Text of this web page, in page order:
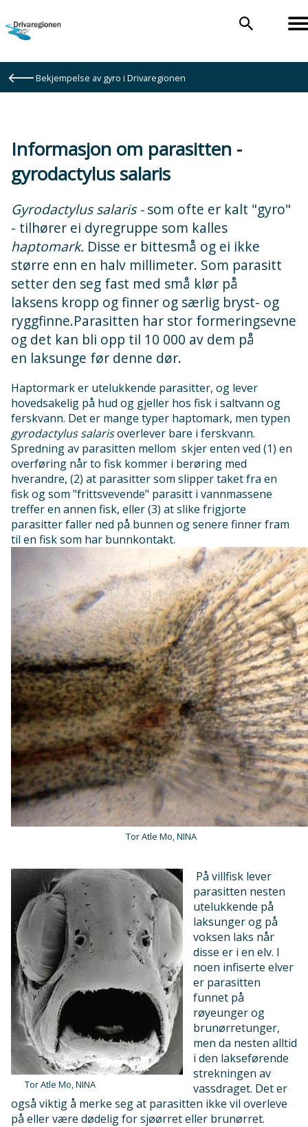
her:
Bekjempelse av gyro i Drivaregionen
Informasjon om parasitten -
gyrodactylus salaris
Gyrodactylus salaris -som ofte er kalt "gyro"
- tilhører ei dyregruppe som kalles
haptomark. Disse er bittesmå og ei ikke
større enn en halv millimeter. Som parasitt
setter den seg fast med små klør på
laksens kropp og finner og særlig bryst- og
ryggfinne.Parasitten har stor formeringsevne
og det kan bli opp til 10 000 av dem på
en laksunge før denne dør.
Haptormark er utelukkende parasitter, og lever
hovedsakelig på hud og gjeller hos fisk i saltvann og
ferskvann. Det er mange typer haptomark, men typen
gyrodactylus salarisoverlever bare i ferskvann.
Spredning av parasitten mellom skjer enten ved (1) en
overføring når to fisk kommer i berøring med
hverandre, (2) at parasitter som slipper taket fra en
fisk og som "frittsvevende" parasitt i vannmassene
treffer en annen fisk, eller (3) at slike frigjorte
parasitter faller ned på bunnen og senere finner fram
til en fisk som har bunnkontakt.
Tor Atle Mo, NINA
Tor Atle Mo, NINA
På villfisk lever
parasitten nesten
utelukkende på
laksunger og på
voksen laks når
disse er i en elv. I
noen infiserte elver
er parasitten
funnet på
røyeunger og
brunørretunger,
men da nesten alltid
i den lakseførende
strekningen av
vassdraget. Det er
også viktig å merke seg at parasitten ikke vil overleve
på eller være dødelig for sjøørret eller brunørret.